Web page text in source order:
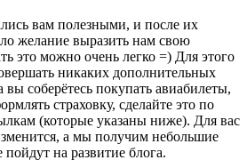
вам полезными, и после их
желание выразить нам свою
это можно очень легко =) Для этого
никаких дополнительных
вы соберётесь покупать авиабилеты,
страховку, сделайте это по
(которые указаны ниже). Для вас
а мы получим небольшие
на развитие блога.